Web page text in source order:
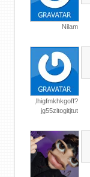
Nilam
,lhigfmkhkgoff?
jg55zitogitjtut